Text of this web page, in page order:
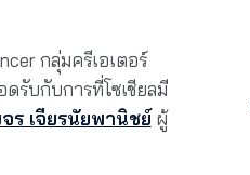
กลุ่มครีเอเตอร์
รับกับการที่โซเชียลมี
ร เจียรนัยพานิชย์ ผู้